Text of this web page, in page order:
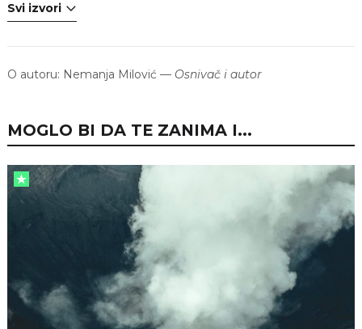
Svi izvori
O autoru: Nemanja Milović — Osnivač i autor
MOGLO BI DA TE ZANIMA I...